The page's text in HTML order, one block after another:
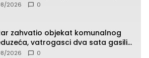
2026 0
zahvatio objekat komunalnog
vatrogasci dva sata gasili
(FOTO)
2026 0